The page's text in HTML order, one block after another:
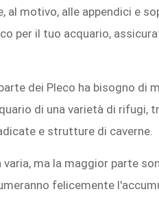
al motivo, alle appendici e
per il tuo acquario,
dei Pleco ha bisogno di
di una varietà di rifugi,
e strutture di caverne.
varia, ma la maggior parte
felicemente